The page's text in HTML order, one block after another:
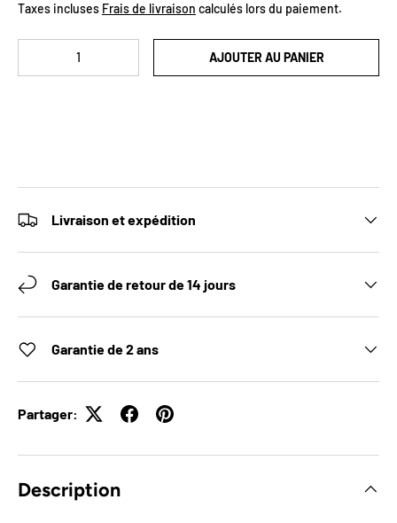
Taxes incluses Frais de livraison calculés lors du paiement.
AJOUTER AU PANIER
Livraison et expédition
Garantie de retour de 14 jours
Garantie de 2 ans
Partager:
Description